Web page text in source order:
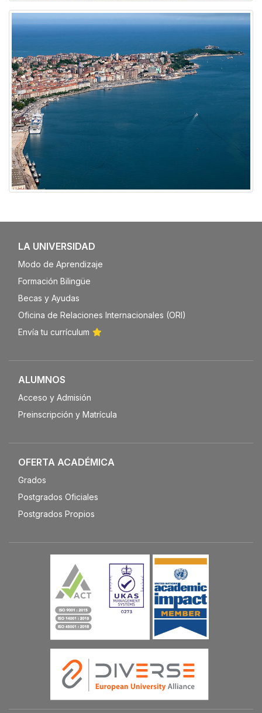
LA UNIVERSIDAD
Modo de Aprendizaje
Formación Bilingüe
Becas y Ayudas
Oficina de Relaciones Internacionales (ORI)
Envía tu currículum
ALUMNOS
Acceso y Admisión
Preinscripción y Matrícula
OFERTA ACADÉMICA
Grados
Postgrados Oficiales
Postgrados Propios